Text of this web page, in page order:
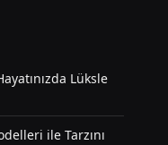
Lüksle
ile Tarzını